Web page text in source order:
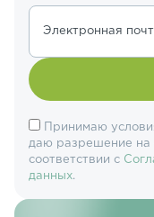
Электронная
Принимаю
даю разрешение на
соответствии с
данных.